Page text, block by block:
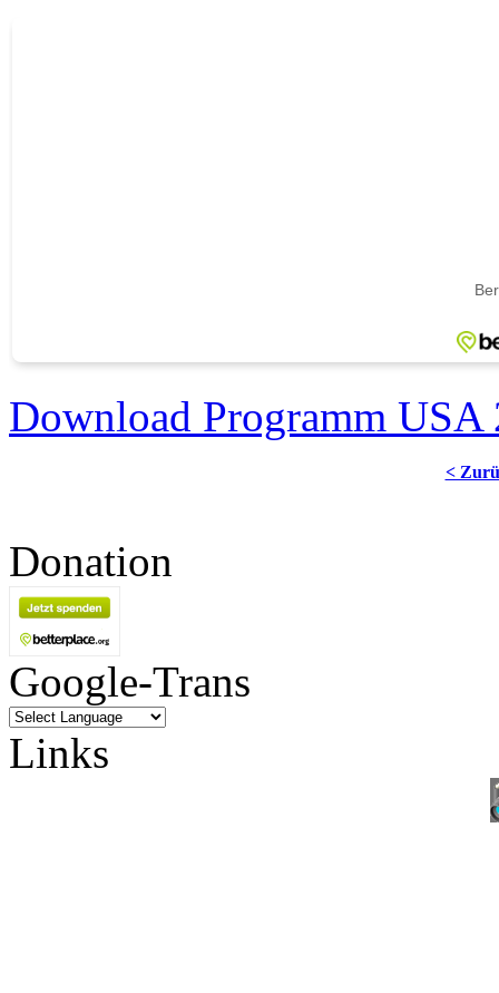
Download Programm
<
Donation
Google-Trans
Links